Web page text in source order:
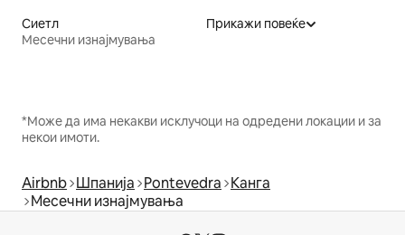
Сиетл
Месечни изнајмувања
Прикажи повеќе
*Може да има некакви исклучоци на одредени локации и за
некои имоти.
Airbnb Шпанија Pontevedra Канга
Месечни изнајмувања